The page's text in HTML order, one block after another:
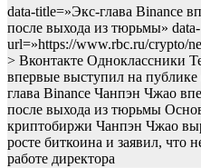
data-title=»Экс-глава Binance
после выхода из тюрьмы» data-
url=»https://www.rbc.ru/crypto/
> Вконтакте Одноклассники
впервые выступил на
глава Binance Чанпэн Чжао
после выхода из тюрьмы
криптобиржи Чанпэн Чжао
росте биткоина и заявил, что
работе директора